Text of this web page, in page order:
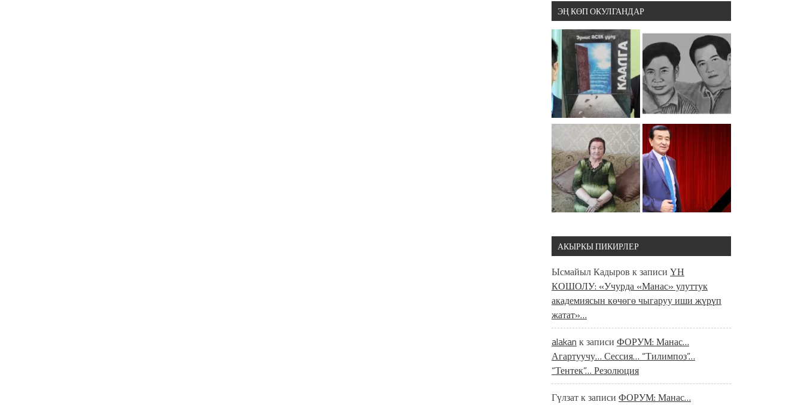
ЭҢ КӨП ОКУЛГАНДАР
АКЫРКЫ ПИКИРЛЕР
Ысмайыл Кадыров к записи ҮН
КОШОЛУ: «Учурда «Манас» улуттук
академиясын көчөгө чыгаруу иши жүрүп
жатат»…
alakan к записи ФОРУМ: Манас…
Агартуучу… Сессия… “Тилимпоз”…
“Тентек”… Резолюция
Гүлзатк записи ФОРУМ: Манас…